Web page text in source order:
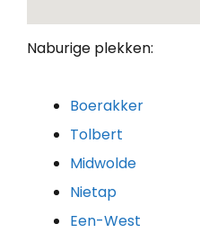
Naburige plekken:
Boerakker
Tolbert
Midwolde
Nietap
Een-West